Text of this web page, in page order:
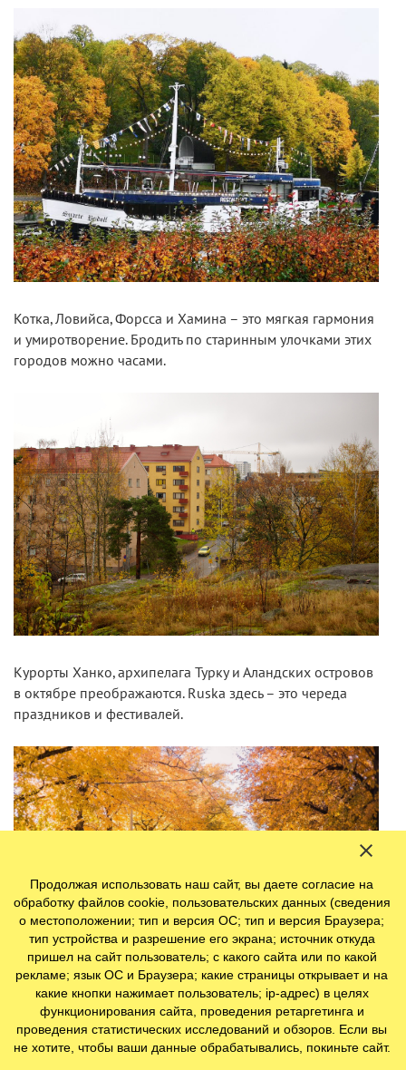
Котка, Ловийса, Форсса и Хамина – это мягкая гармония
и умиротворение. Бродить по старинным улочками этих
городов можно часами.
Курорты Ханко, архипелага Турку и Аландских островов
в октябре преображаются. Ruska здесь – это череда
праздников и фестивалей.
И наконец, Хельсинки. Финская столица встраивается в
осень постепенно, жители города не хотят отпускать
Продолжая использовать наш сайт, вы даете согласие на
обработку файлов cookie, пользовательских данных (сведения
о местоположении; тип и версия ОС; тип и версия Браузера;
тип устройства и разрешение его экрана; источник откуда
пришел на сайт пользователь; с какого сайта или по какой
рекламе; язык ОС и Браузера; какие страницы открывает и на
какие кнопки нажимает пользователь; ip-адрес) в целях
функционирования сайта, проведения ретаргетинга и
проведения статистических исследований и обзоров. Если вы
не хотите, чтобы ваши данные обрабатывались, покиньте сайт.